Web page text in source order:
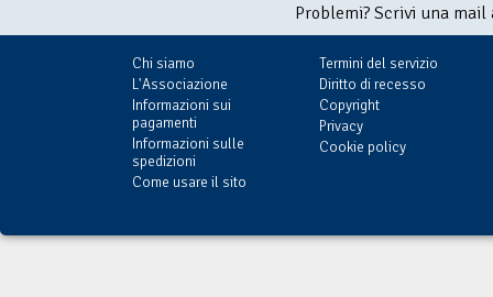
Problemi? Scrivi una
Chi siamo
L'Associazione
Informazioni sui
pagamenti
Informazioni sulle
spedizioni
Come usare il sito
Termini del servizio
Diritto di recesso
Copyright
Privacy
Cookie policy